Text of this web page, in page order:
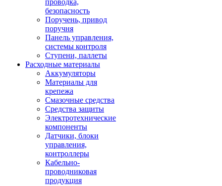
проводка,
безопасность
Поручень, привод
поручня
Панель управления,
системы контроля
Ступени, паллеты
Расходные материалы
Аккумуляторы
Материалы для
крепежа
Смазочные средства
Средства защиты
Электротехнические
компоненты
Датчики, блоки
управления,
контроллеры
Кабельно-
проводниковая
продукция